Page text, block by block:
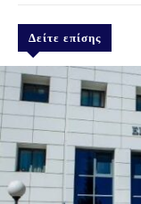
Δείτε επίσης